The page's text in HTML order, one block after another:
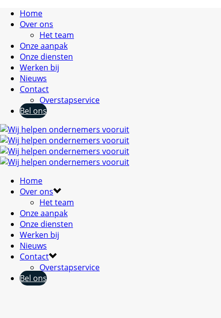
Home
Over ons
Het team
Onze aanpak
Onze diensten
Werken bij
Nieuws
Contact
Overstapservice
Bel ons
Home
Over ons
Het team
Onze aanpak
Onze diensten
Werken bij
Nieuws
Contact
Overstapservice
Bel ons